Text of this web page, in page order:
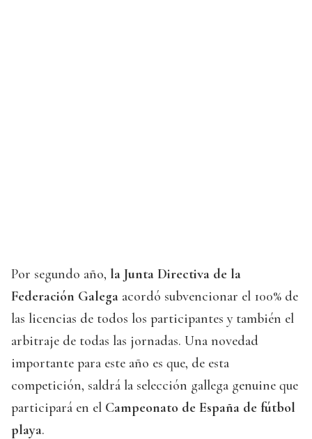
Por segundo año, la Junta Directiva de la
Federación Galega acordó subvencionar el 100% de
las licencias de todos los participantes y también el
arbitraje de todas las jornadas. Una novedad
importante para este año es que, de esta
competición, saldrá la selección gallega genuine que
participará en el Campeonato de España de fútbol
playa.